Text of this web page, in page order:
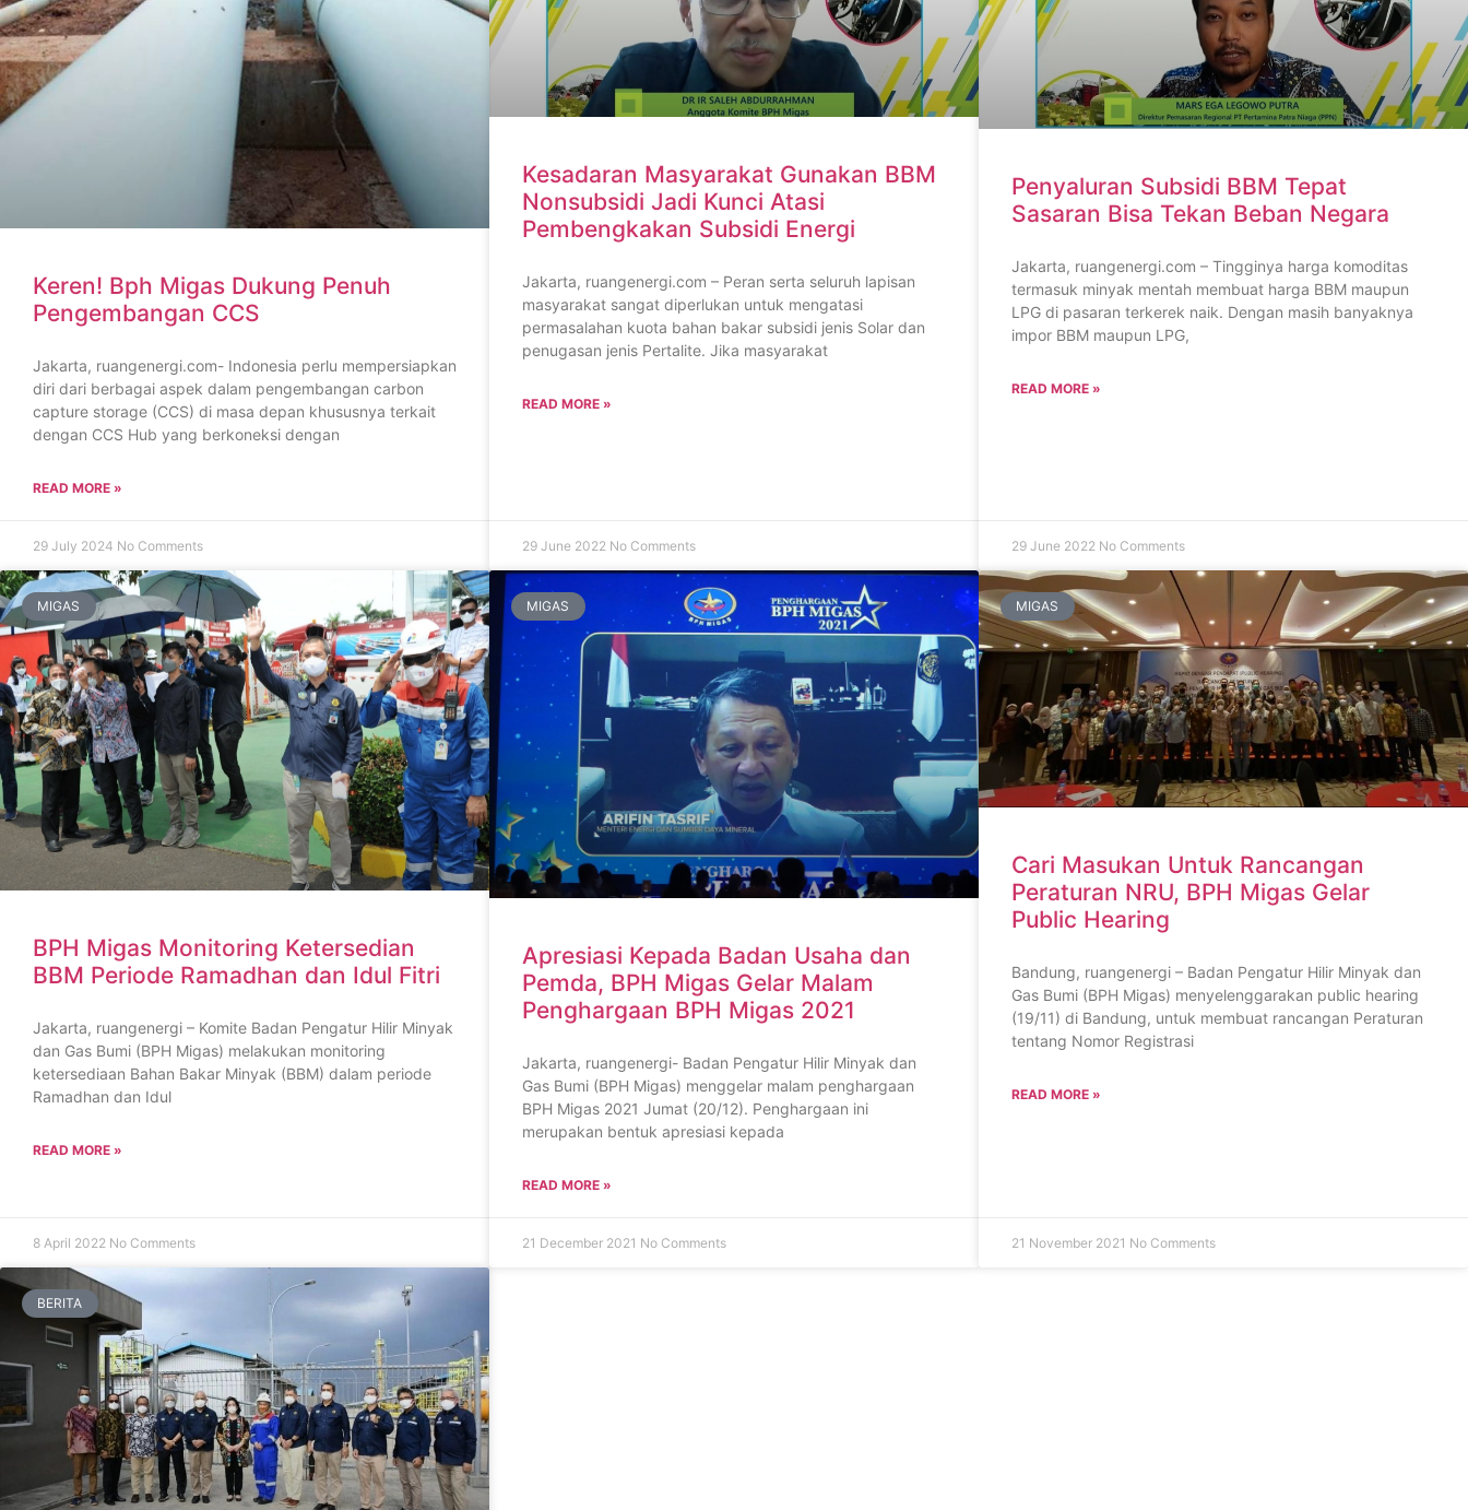
Keren! Bph Migas Dukung Penuh
Pengembangan CCS
Jakarta, ruangenergi.com- Indonesia perlu mempersiapkan
diri dari berbagai aspek dalam pengembangan carbon
capture storage (CCS) di masa depan khususnya terkait
dengan CCS Hub yang berkoneksi dengan
READ MORE »
29 July 2024 No Comments
Kesadaran Masyarakat Gunakan BBM
Nonsubsidi Jadi Kunci Atasi
Pembengkakan Subsidi Energi
Jakarta, ruangenergi.com – Peran serta seluruh lapisan
masyarakat sangat diperlukan untuk mengatasi
permasalahan kuota bahan bakar subsidi jenis Solar dan
penugasan jenis Pertalite. Jika masyarakat
READ MORE »
29 June 2022 No Comments
Penyaluran Subsidi BBM Tepat
Sasaran Bisa Tekan Beban Negara
Jakarta, ruangenergi.com – Tingginya harga komoditas
termasuk minyak mentah membuat harga BBM maupun
LPG di pasaran terkerek naik. Dengan masih banyaknya
impor BBM maupun LPG,
READ MORE »
29 June 2022 No Comments
MIGAS
BPH Migas Monitoring Ketersedian
BBM Periode Ramadhan dan Idul Fitri
Jakarta, ruangenergi – Komite Badan Pengatur Hilir Minyak
dan Gas Bumi (BPH Migas) melakukan monitoring
ketersediaan Bahan Bakar Minyak (BBM) dalam periode
Ramadhan dan Idul
READ MORE »
8 April 2022 No Comments
MIGAS
Apresiasi Kepada Badan Usaha dan
Pemda, BPH Migas Gelar Malam
Penghargaan BPH Migas 2021
Jakarta, ruangenergi- Badan Pengatur Hilir Minyak dan
Gas Bumi (BPH Migas) menggelar malam penghargaan
BPH Migas 2021 Jumat (20/12). Penghargaan ini
merupakan bentuk apresiasi kepada
READ MORE »
21 December 2021 No Comments
MIGAS
Cari Masukan Untuk Rancangan
Peraturan NRU, BPH Migas Gelar
Public Hearing
Bandung, ruangenergi – Badan Pengatur Hilir Minyak dan
Gas Bumi (BPH Migas) menyelenggarakan public hearing
(19/11) di Bandung, untuk membuat rancangan Peraturan
tentang Nomor Registrasi
READ MORE »
21 November 2021 No Comments
BERITA